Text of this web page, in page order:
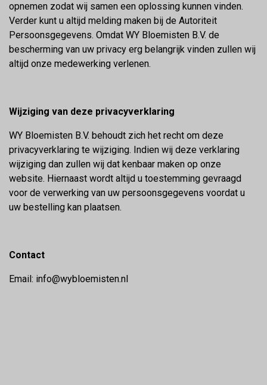
opnemen zodat wij samen een oplossing kunnen vinden.
Verder kunt u altijd melding maken bij de Autoriteit
Persoonsgegevens. Omdat WY Bloemisten B.V. de
bescherming van uw privacy erg belangrijk vinden zullen wij
altijd onze medewerking verlenen.
Wijziging van deze privacyverklaring
WY Bloemisten B.V. behoudt zich het recht om deze
privacyverklaring te wijziging. Indien wij deze verklaring
wijziging dan zullen wij dat kenbaar maken op onze
website. Hiernaast wordt altijd u toestemming gevraagd
voor de verwerking van uw persoonsgegevens voordat u
uw bestelling kan plaatsen.
Contact
Email: info@wybloemisten.nl